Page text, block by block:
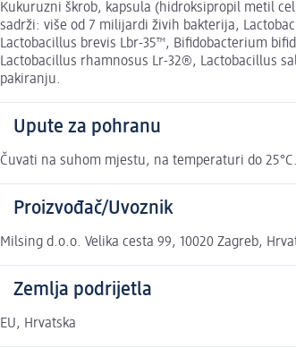
Kukuruzni škrob, kapsula (hidroksipropil metil
sadrži: više od 7 milijardi živih bakterija,
Lactobacillus brevis Lbr-35™, Bifidobacterium
Lactobacillus rhamnosus Lr-32®, Lactobacillus
pakiranju.
Upute za pohranu
Čuvati na suhom mjestu, na temperaturi do 25°C.
Proizvođač/Uvoznik
Milsing d.o.o. Velika cesta 99, 10020 Zagreb,
Zemlja podrijetla
EU, Hrvatska